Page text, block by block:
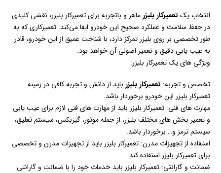
انتخاب یک تعمیرکار بلیزرماهر و باتجربه برای تعمیرکار بلیزر، نقشی کلیدی
در حفظ سلامت و عملکرد صحیح این خودرو ایفا می‌کند. تعمیرکاری که به
طور تخصصی بر روی بلیزر تمرکز دارد، با شناخت عمیق از این خودرو، قادر
به عیب یابی دقیق و تعمیر اصولی آن خواهد بود.
ویژگی های یک تعمیرکار بلیزر:
تخصص و تجربه: تعمیرکار بلیزر باید از دانش و تجربه کافی در زمینه
تعمیرکار بلیزر این خودرو برخوردار باشد.
مهارت های فنی: تعمیرکار بلیزر باید از مهارت های فنی لازم برای عیب یابی
و تعمیر بخش های مختلف بلیزر، از جمله موتور، گیربکس، سیستم تعلیق،
سیستم ترمز و… برخوردار باشد.
استفاده از تجهیزات مدرن: تعمیرکار بلیزر باید از تجهیزات مدرن و تخصصی
برای تعمیرکار بلیزر استفاده کند.
ضمانت و گارانتی: تعمیرکار بلیزر باید خدمات خود را با ضمانت و گارانتی